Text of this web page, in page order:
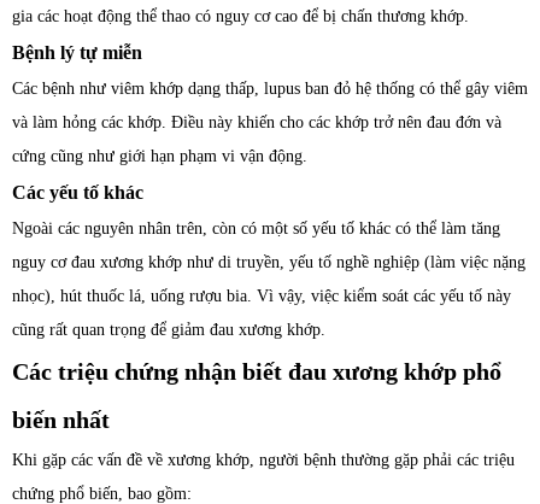
gia các hoạt động thể thao có nguy cơ cao để bị chấn thương khớp.
Bệnh lý tự miễn
Các bệnh như viêm khớp dạng thấp, lupus ban đỏ hệ thống có thể gây viêm
và làm hỏng các khớp. Điều này khiến cho các khớp trở nên đau đớn và
cứng cũng như giới hạn phạm vi vận động.
Các yếu tố khác
Ngoài các nguyên nhân trên, còn có một số yếu tố khác có thể làm tăng
nguy cơ đau xương khớp như di truyền, yếu tố nghề nghiệp (làm việc nặng
nhọc), hút thuốc lá, uống rượu bia. Vì vậy, việc kiểm soát các yếu tố này
cũng rất quan trọng để giảm đau xương khớp.
Các triệu chứng nhận biết đau xương khớp phổ
biến nhất
Khi gặp các vấn đề về xương khớp, người bệnh thường gặp phải các triệu
chứng phổ biến, bao gồm: